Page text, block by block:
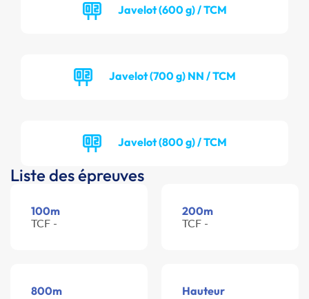
Javelot (600 g) / TCM
Javelot (700 g) NN / TCM
Javelot (800 g) / TCM
Liste des épreuves
100m
TCF -
200m
TCF -
800m Hauteur